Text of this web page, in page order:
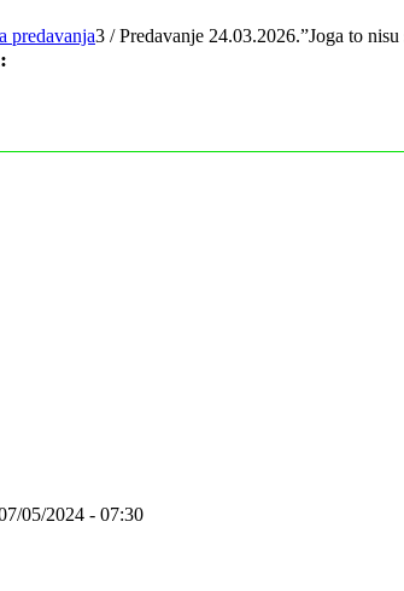
predavanja3 / Predavanje 24.03.2026.”Joga to
05/2024 - 07:30